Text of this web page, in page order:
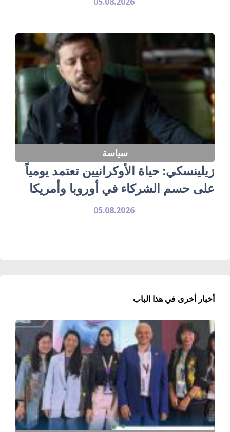
سياسة
زيلينسكي: حياة الأوكرانيين تعتمد يومياً
على حسم الشركاء في أوروبا وأمريكا
05.08.2026
أخبار أخرى في هذا الباب